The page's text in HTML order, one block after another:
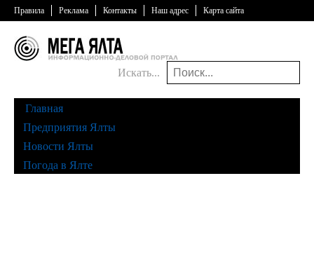
Правила Реклама Контакты Наш адрес Карта сайта
Искать...
Главная
Предприятия Ялты
Новости Ялты
Погода в Ялте